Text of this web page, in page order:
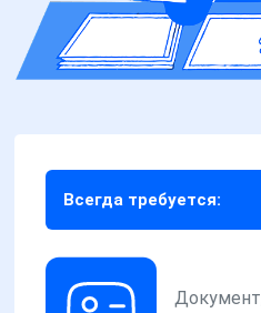
Всегда требуется: